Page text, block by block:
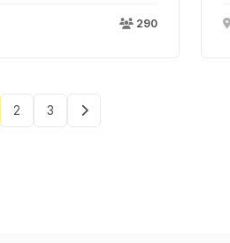
290
2 3